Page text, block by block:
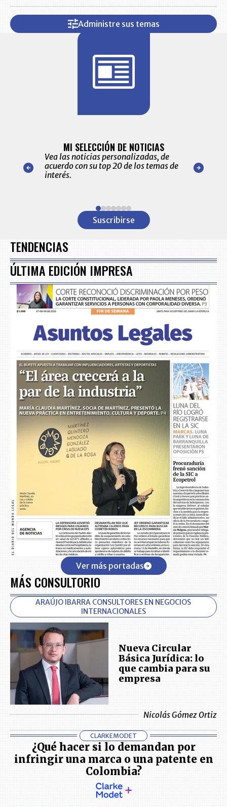
Administre sus temas
nuestro
para
MI SELECCIÓN DE NOTICIAS
Vea las noticias personalizadas, de
acuerdo con su top 20 de los temas de
interés.
de las
Suscribirse
TENDENCIAS
ÚLTIMA EDICIÓN IMPRESA
Ver más portadas
MÁS CONSULTORIO
ARAÚJO IBARRA CONSULTORES EN NEGOCIOS
INTERNACIONALES
Nueva Circular
Básica Jurídica: lo
que cambia para su
empresa
Nicolás Gómez Ortiz
CLARKEMODET
¿Qué hacer si lo demandan por
infringir una marca o una patente en
Colombia?